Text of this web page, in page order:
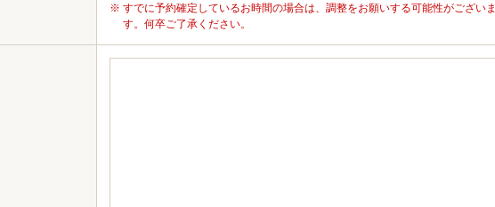
すでに予約確定しているお時間の場合は、調整をお願いする可能性がございま
す。何卒ご了承ください。